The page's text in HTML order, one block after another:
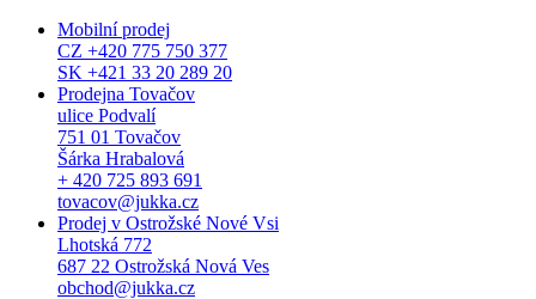
Mobilní prodej
CZ +420 775 750 377
SK +421 33 20 289 20
Prodejna Tovačov
ulice Podvalí
751 01 Tovačov
Šárka Hrabalová
+ 420 725 893 691
tovacov@jukka.cz
Prodej v Ostrožské Nové Vsi
Lhotská 772
687 22 Ostrožská Nová Ves
obchod@jukka.cz